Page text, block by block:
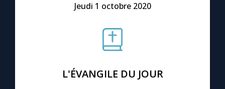
Jeudi 1 octobre 2020
L'ÉVANGILE DU JOUR